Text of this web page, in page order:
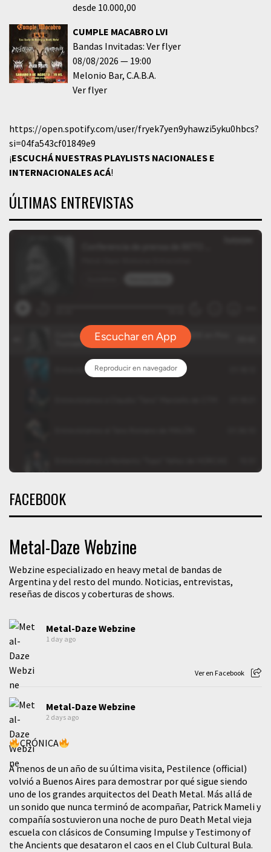
desde 10.000,00
CUMPLE MACABRO LVI
Bandas Invitadas: Ver flyer
08/08/2026
19:00
Melonio Bar C.A.B.A.
Ver flyer
https://open.spotify.com/user/fryek7yen9yhawzi5yku0hbcs?
si=04fa543cf01849e9
¡ESCUCHÁ NUESTRAS PLAYLISTS NACIONALES E
INTERNACIONALESACÁ!
ÚLTIMAS ENTREVISTAS
FACEBOOK
Metal-Daze Webzine
Webzine especializado en heavy metal de bandas de
Argentina y del resto del mundo. Noticias, entrevistas,
reseñas de discos y coberturas de shows.
Metal-Daze Webzine
1 day ago
Ver en Facebook
Metal-Daze Webzine
2 days ago
CRÓNICA
A menos de un año de su última visita, Pestilence (official)
volvió a Buenos Aires para demostrar por qué sigue siendo
uno de los grandes arquitectos del Death Metal. Más allá de
un sonido que nunca terminó de acompañar, Patrick Mameli y
compañía sostuvieron una noche de puro Death Metal vieja
escuela con clásicos de Consuming Impulse y Testimony of
the Ancients que desataron el caos en el Club Cultural Bula.